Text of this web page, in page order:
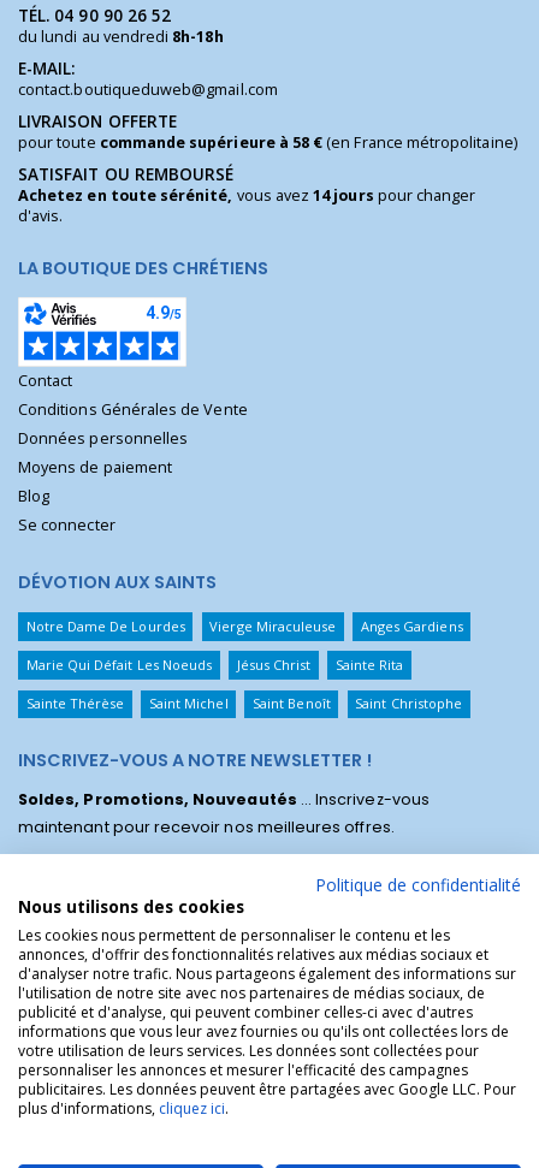
TÉL. 04 90 90 26 52
du lundi au vendredi 8h-18h
E-MAIL:
contact.boutiqueduweb@gmail.com
LIVRAISON OFFERTE
pour toute commande supérieure à 58 €(en France métropolitaine)
SATISFAIT OU REMBOURSÉ
Achetez en toute sérénité, vous avez14 jours pour changer
d'avis.
LA BOUTIQUE DES CHRÉTIENS
Contact
Conditions Générales de Vente
Données personnelles
Moyens de paiement
Blog
Se connecter
DÉVOTION AUX SAINTS
Notre Dame De Lourdes Vierge Miraculeuse Anges Gardiens
Marie Qui Défait Les Noeuds Jésus Christ Sainte Rita
Sainte Thérèse Saint Michel Saint Benoît Saint Christophe
INSCRIVEZ-VOUS A NOTRE NEWSLETTER !
Soldes, Promotions, Nouveautés ... Inscrivez-vous
maintenant pour recevoir nos meilleures offres.
La Boutique des Chrétiens © | La boutique religieuse chrétienne de
référence !.
Politique de confidentialité
Nous utilisons des cookies
Les cookies nous permettent de personnaliser le contenu et les
annonces, d'offrir des fonctionnalités relatives aux médias sociaux et
d'analyser notre trafic. Nous partageons également des informations sur
l'utilisation de notre site avec nos partenaires de médias sociaux, de
publicité et d'analyse, qui peuvent combiner celles-ci avec d'autres
informations que vous leur avez fournies ou qu'ils ont collectées lors de
votre utilisation de leurs services. Les données sont collectées pour
personnaliser les annonces et mesurer l'efficacité des campagnes
publicitaires. Les données peuvent être partagées avec Google LLC. Pour
plus d'informations, cliquez ici.